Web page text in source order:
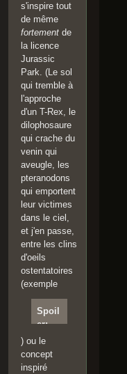
s'inspire tout
de même
fortement de
la licence
Jurassic
Park. (Le sol
qui tremble à
l'approche
d'un T-Rex, le
dilophosaure
qui crache du
venin qui
aveugle, les
pteranodons
qui emportent
leur victimes
dans le ciel,
et j'en passe,
entre les clins
d'oeils
ostentatoires
(exemple
Spoil
er:
Clique
r pour
lire
) ou le
concept
inspiré